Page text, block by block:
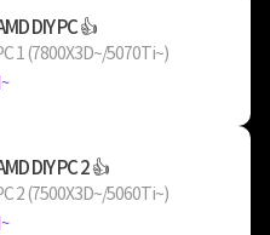
DIY PC 👍
1 (7800X3D~/5070Ti~)
DIY PC 2 👍
2 (7500X3D~/5060Ti~)